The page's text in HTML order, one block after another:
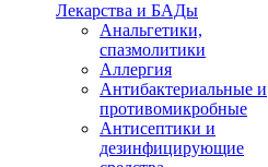
Лекарства и БАДы
Анальгетики,
спазмолитики
Аллергия
Антибактериальные и
противомикробные
Антисептики и
дезинфицирующие